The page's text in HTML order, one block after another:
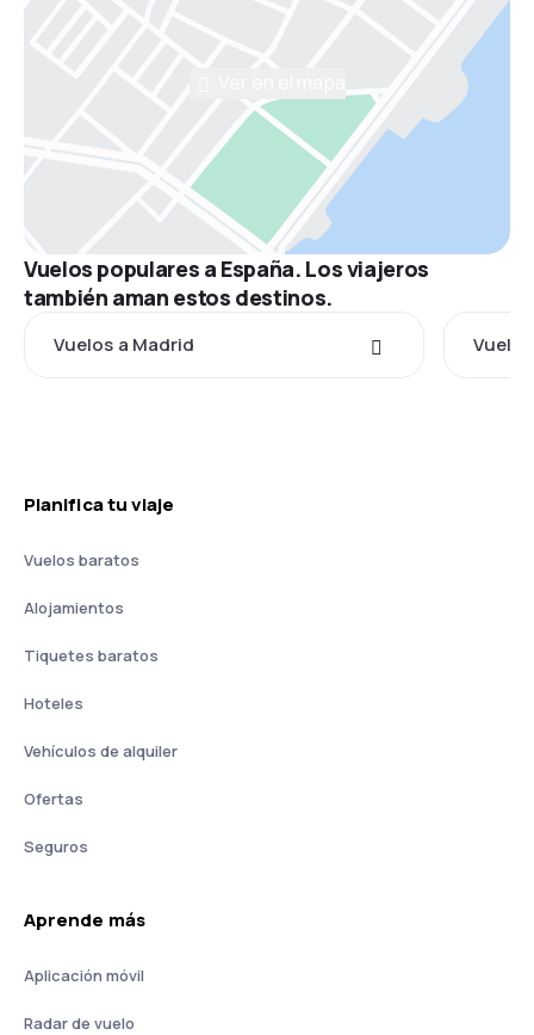
Vuelos populares a España. Los viajeros
también aman estos destinos.
Vuelos a Madrid
Planifica tu viaje
Vuelos baratos
Alojamientos
Tiquetes baratos
Hoteles
Vehículos de alquiler
Ofertas
Seguros
Aprende más
Aplicación móvil
Radar de vuelo